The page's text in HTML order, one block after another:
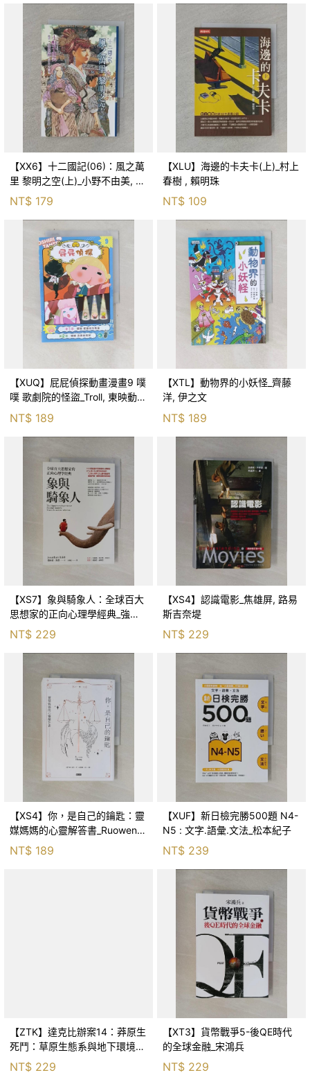
【XX6】十二國記(06)：風之萬
里 黎明之空(上)_小野不由美, 王
蘊潔
NT$ 179
【XLU】海邊的卡夫卡(上)_村上
春樹 , 賴明珠
NT$ 109
【XUQ】屁屁偵探動畫漫畫9 噗
噗 歌劇院的怪盜_Troll, 東映動畫
株式會社, 張東君
NT$ 189
【XTL】動物界的小妖怪_齊藤
洋, 伊之文
NT$ 189
【XS7】象與騎象人：全球百大
思想家的正向心理學經典_強納
森．海德, 李靜瑤
NT$ 229
【XS4】認識電影_焦雄屏, 路易
斯吉奈堤
NT$ 229
【XS4】你，是自己的鑰匙：靈
媒媽媽的心靈解答書_Ruowen
Huang
NT$ 189
【XUF】新日檢完勝500題 N4-
N5 : 文字.語彙.文法_松本紀子
NT$ 239
【ZTK】達克比辦案14：莽原生
死鬥：草原生態系與地下環境的
生存適應_柯智元
NT$ 229
【XT3】貨幣戰爭5-後QE時代
的全球金融_宋鴻兵
NT$ 229